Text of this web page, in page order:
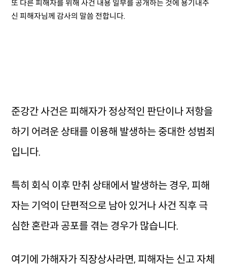
또 다른 피해자를 위해 사건 내용 일부를 공개하는 것에 용기내주
신 피해자님께 감사의 말씀 전합니다.
준강간 사건은 피해자가 정상적인 판단이나 저항을
하기 어려운 상태를 이용해 발생하는 중대한 성범죄
입니다.
특히 회식 이후 만취 상태에서 발생하는 경우, 피해
자는 기억이 단편적으로 남아 있거나 사건 직후 극
심한 혼란과 공포를 겪는 경우가 많습니다.
여기에 가해자가 직장상사라면, 피해자는 신고 자체